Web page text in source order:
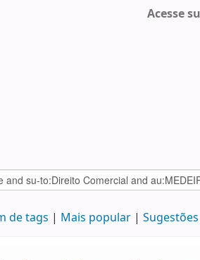
Acesse
de tags Mais popular